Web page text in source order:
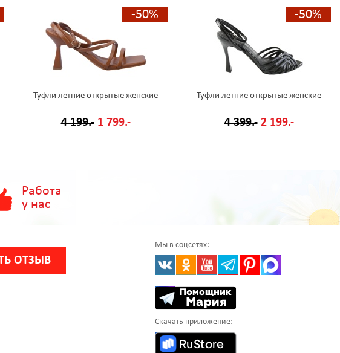
-50%
Туфли летние открытые женские
4 199.- 1 799.-
-50%
Туфли летние открытые женские
4 399.- 2 199.-
Работа
у нас
ОТЗЫВ
Мы в соцсетях:
Скачать приложение: